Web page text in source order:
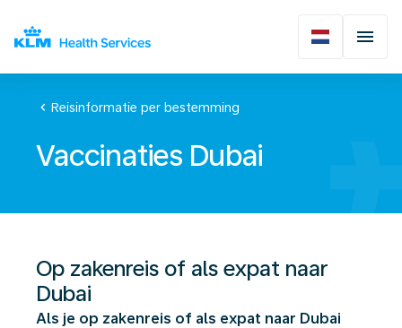
chevron_left Reisinformatie per bestemming
Vaccinaties Dubai
Op zakenreis of als expat naar
Dubai
Als je op zakenreis of als expat naar Dubai